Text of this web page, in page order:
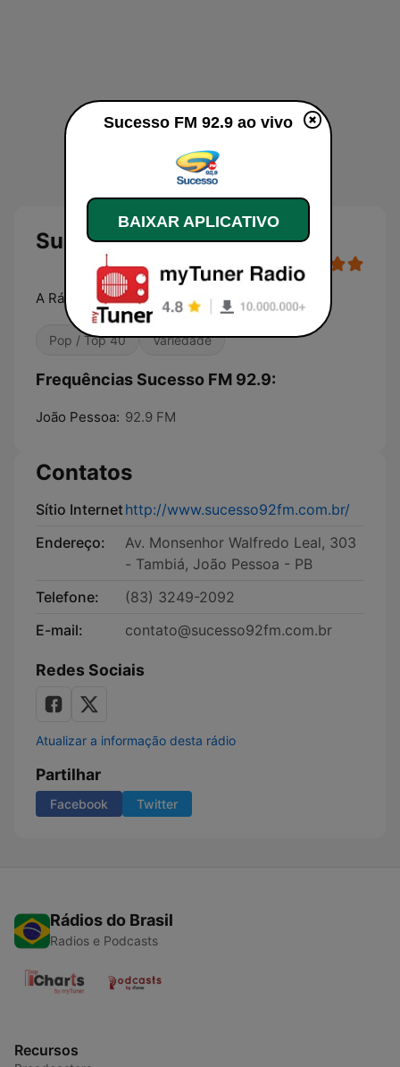
Sucesso FM 92.9
A Rádio da Alegria
Pop / Top 40 Variedade
Frequências Sucesso FM 92.9:
João Pessoa: 92.9 FM
Contatos
Sítio Internethttp://www.sucesso92fm.com.br/
Endereço:
Av. Monsenhor Walfredo Leal, 303
- Tambiá, João Pessoa - PB
Telefone:
(83) 3249-2092
E-mail:
contato@sucesso92fm.com.br
Redes Sociais
Atualizar a informação desta rádio
Partilhar
Facebook Twitter
Rádios do Brasil
Radios e Podcasts
Recursos
Sucesso FM 92.9 ao vivo
BAIXAR APLICATIVO